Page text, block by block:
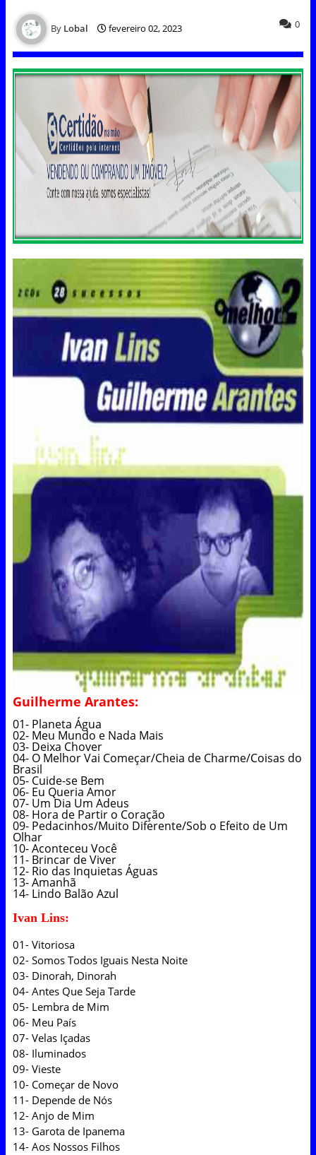
Lobal fevereiro 02, 2023 0
Guilherme Arantes:
01- Planeta Água
02- Meu Mundo e Nada Mais
03- Deixa Chover
04- O Melhor Vai Começar/Cheia de Charme/Coisas do
Brasil
05- Cuide-se Bem
06- Eu Queria Amor
07- Um Dia Um Adeus
08- Hora de Partir o Coração
09- Pedacinhos/Muito Diferente/Sob o Efeito de Um
Olhar
10- Aconteceu Você
11- Brincar de Viver
12- Rio das Inquietas Águas
13- Amanhã
14- Lindo Balão Azul
Ivan Lins:
01- Vitoriosa
02- Somos Todos Iguais Nesta Noite
03- Dinorah, Dinorah
04- Antes Que Seja Tarde
05- Lembra de Mim
06- Meu País
07- Velas Içadas
08- Iluminados
09- Vieste
10- Começar de Novo
11- Depende de Nós
12- Anjo de Mim
13- Garota de Ipanema
14- Aos Nossos Filhos